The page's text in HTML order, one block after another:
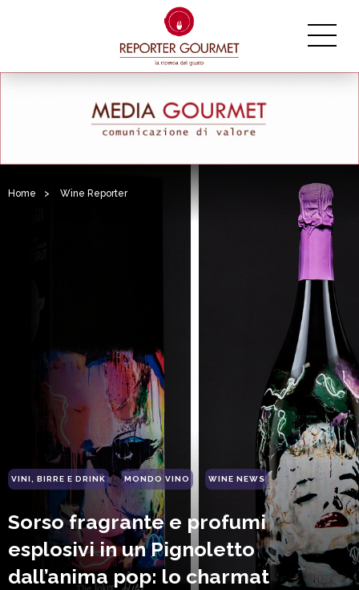
Home > Wine Reporter
VINI, BIRRE E DRINK MONDO VINO WINE NEWS
Sorso fragrante e profumi
esplosivi in un Pignoletto
dall’anima pop: lo charmat